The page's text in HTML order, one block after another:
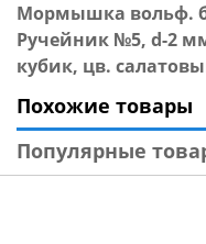
Мормышка вольф.
Ручейник №5, d-2
кубик, цв.
Похожие товары
Популярные